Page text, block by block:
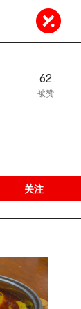
62
被赞
关注